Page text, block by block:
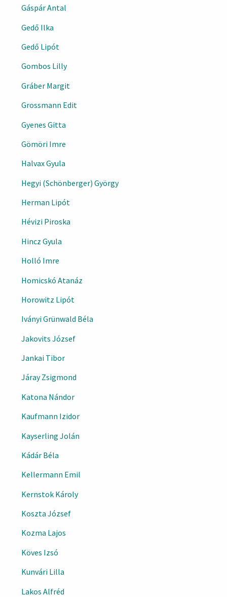
Gáspár Antal
Gedő Ilka
Gedő Lipót
Gombos Lilly
Gráber Margit
Grossmann Edit
Gyenes Gitta
Gömöri Imre
Halvax Gyula
Hegyi (Schönberger) György
Herman Lipót
Hévizi Piroska
Hincz Gyula
Holló Imre
Homicskó Atanáz
Horowitz Lipót
Iványi Grünwald Béla
Jakovits József
Jankai Tibor
Járay Zsigmond
Katona Nándor
Kaufmann Izidor
Kayserling Jolán
Kádár Béla
Kellermann Emil
Kernstok Károly
Koszta József
Kozma Lajos
Köves Izsó
Kunvári Lilla
Lakos Alfréd